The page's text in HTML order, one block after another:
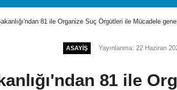
81 ile Organize Suç Örgütleri ile Mücadele
ASAYIŞ Yayınlanma: 22 Haziran
81 ile